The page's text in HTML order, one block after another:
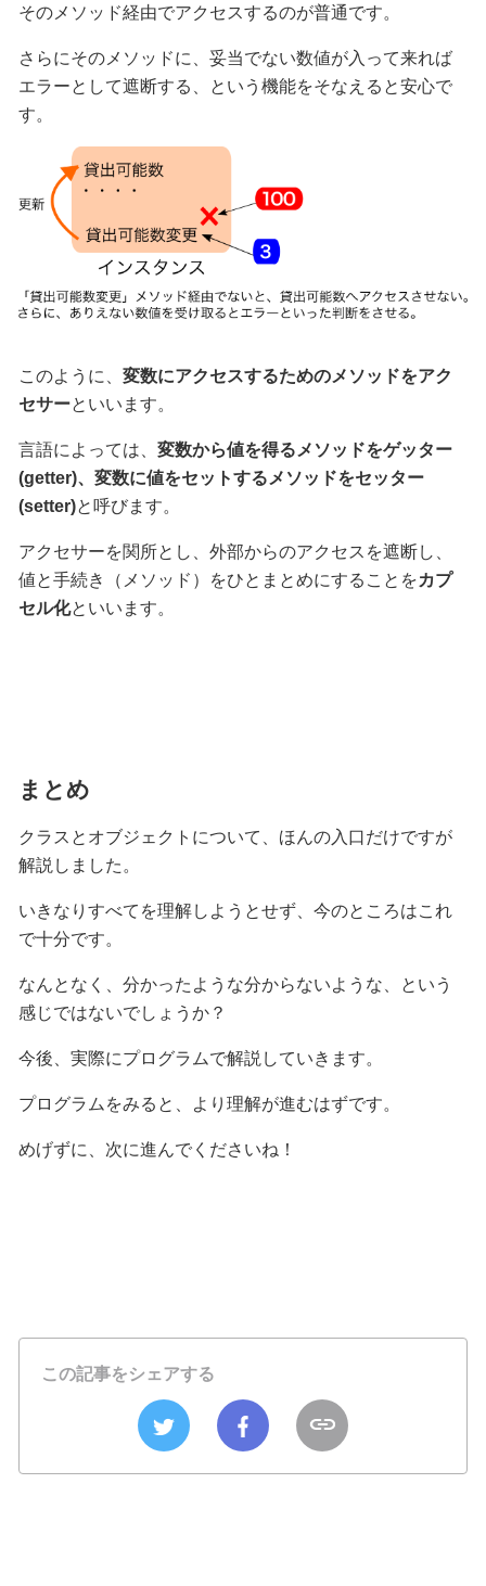
そのメソッド経由でアクセスするのが普通です。
さらにそのメソッドに、妥当でない数値が入って来れば
エラーとして遮断する、という機能をそなえると安心で
す。
このように、 変数にアクセスするためのメソッドをアク
セサーといいます。
言語によっては、 変数から値を得るメソッドをゲッター
(getter)、変数に値をセットするメソッドをセッター
(setter)と呼びます。
アクセサーを関所とし、外部からのアクセスを遮断し、
値と手続き（メソッド）をひとまとめにすることをカプ
セル化といいます。
まとめ
クラスとオブジェクトについて、ほんの入口だけですが
解説しました。
いきなりすべてを理解しようとせず、今のところはこれ
で十分です。
なんとなく、分かったような分からないような、という
感じではないでしょうか？
今後、実際にプログラムで解説していきます。
プログラムをみると、より理解が進むはずです。
めげずに、次に進んでくださいね！
この記事をシェアする